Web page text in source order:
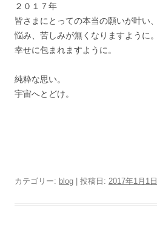
２０１７年
皆さまにとっての本当の願いが叶い、
悩み、苦しみが無くなりますように。
幸せに包まれますように。
純粋な思い。
宇宙へとどけ。
カテゴリー: blog | 投稿日: 2017年1月1日